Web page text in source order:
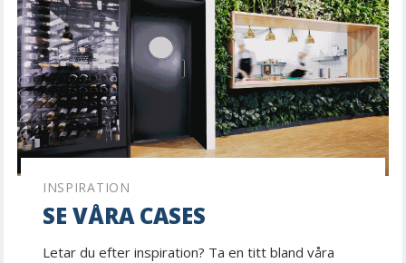
INSPIRATION
SE VÅRA CASES
Letar du efter inspiration? Ta en titt bland våra